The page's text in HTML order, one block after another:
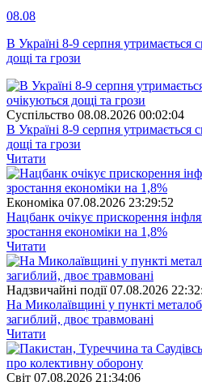
08.08
В Україні 8-9 серпня утримається
дощі та грози
Суспiльство 08.08.2026 00:02:04
В Україні 8-9 серпня утримається
дощі та грози
Читати
Економіка 07.08.2026 23:29:52
Нацбанк очікує прискорення
зростання економіки на 1,8%
Читати
Надзвичайні події 07.08.2026
На Миколаївщині у пункті
загиблий, двоє травмовані
Читати
Свiт 07.08.2026 21:34:06